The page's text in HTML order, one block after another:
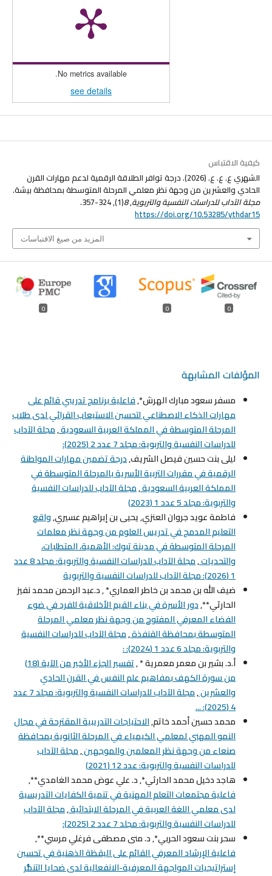
No metrics available.
see details
كيفية الاقتباس
الشهري ع. ع. ع. (2026). درجة توافر الطلاقة الرقمية لدعم مهارات القرن
الحادي والعشرين من وجهة نظر معلمي المرحلة المتوسطة بمحافظة بيشة.
مجلة الآداب للدراسات النفسية والتربوية,
8
(1), 324-357.
https://doi.org/10.53285/ythdar15
المزيد من صيغ الاقتباسات
0
0
0
المؤلفات المشابهة
مسفر سعود مبارك الهرش*,فاعلية برنامج تدريبي قائم على
مهارات الذكاء الاصطناعي لتحسين الاستيعاب القرائي لدى طلاب
المرحلة المتوسطة في المملكة العربية السعودية,مجلة الآداب
للدراسات النفسية والتربوية: مجلد 7 عدد 2 (2025):
ليلى بنت حسين فيصل الشريف,درجة تضمين مهارات المواطنة
الرقمية في مقررات التربية الأسرية بالمرحلة المتوسطة في
المملكة العربية السعودية,مجلة الآداب للدراسات النفسية
والتربوية: مجلد 5 عدد 1 (2023)
فاطمة عويد جروان العنزي, يحيى بن إبراهيم عسيري,واقع
التعليم المدمج في تدريس العلوم من وجهة نظر معلمات
المرحلة المتوسطة في مدينة تبوك: الأهمية، المتطلبات،
والتحديات,
مجلة الآداب للدراسات النفسية والتربوية: مجلد 8 عدد
1 (2026): مجلة الآداب للدراسات النفسية والتربوية
ضيف الله بن محمد بن خاطر العماري* , د.عبد الرحمن محمد نفيز
الحارثي**,دور الأسرة في بناء القيم الأخلاقية للفرد في ضوء
الفضاء المعرفي المفتوح من وجهة نظر معلمي المرحلة
المتوسطة بمحافظة القنفذة,مجلة الآداب للدراسات النفسية
والتربوية: مجلد 6 عدد 1 (2024): :
أ.د. بشير بن معمر معمرية * ,
تفسير الجزء الأخير من الآية (18)
من سورة الكهف بمفاهيم علم النفس في القرن الحادي
والعشرين,
مجلة الآداب للدراسات النفسية والتربوية: مجلد 7 عدد
4 (2025): ...
محمد حسين أحمد خاتم,الاحتياجات التدريبية المقترحة في مجال
النمو المهني لمعلمي الكيمياء في المرحلة الثانوية بمحافظة
صنعاء من وجهة نظر المعلمين والموجهين,مجلة الآداب
للدراسات النفسية والتربوية: عدد 12 (2021)
هاجد دخيل محمد الحارثي*, د. علي عوض محمد الغامدي**,
فاعلية مجتمعات التعلم المهنية في تنمية الكفايات التدريسية
لدى معلمي اللغة العربية في المرحلة الابتدائية,مجلة الآداب
للدراسات النفسية والتربوية: مجلد 7 عدد 2 (2025):
سحر بنت سعود الحربي*, د. منى مصطفى فرغلي مرسي**,
فاعلية الإرشاد المعرفي القائم على اليقظة الذهنية في تحسين
إستراتيجيات المواجهة المعرفية-الانفعالية لدى ضحايا التنمُّر